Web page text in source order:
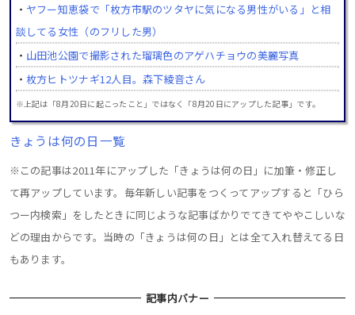
・ ヤフー知恵袋で「枚方市駅のツタヤに気になる男性がいる」と相
談してる女性（のフリした男）
・ 山田池公園で撮影された瑠璃色のアゲハチョウの美麗写真
・ 枚方ヒトツナギ12人目。森下綾音さん
※上記は「8月20日に起こったこと」ではなく「8月20日にアップした記事」です。
きょうは何の日一覧
※この記事は2011年にアップした「きょうは何の日」に加筆・修正し
て再アップしています。毎年新しい記事をつくってアップすると「ひら
つー内検索」をしたときに同じような記事ばかりでてきてややこしいな
どの理由からです。当時の「きょうは何の日」とは全て入れ替えてる日
もあります。
記事内バナー